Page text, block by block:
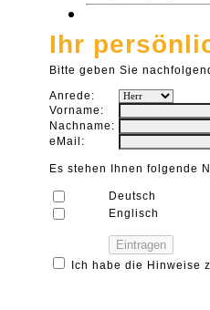
Ihr
Bitte geben Sie
Anrede:
Vorname:
Nachname:
eMail:
Es stehen Ihnen folgende
Deutsch
Englisch
Ich habe die Hinweise